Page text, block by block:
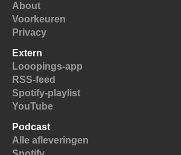
About
Voorkeuren
Privacy
Extern
Looopings-app
RSS-feed
Spotify-playlist
YouTube
Podcast
Alle afleveringen